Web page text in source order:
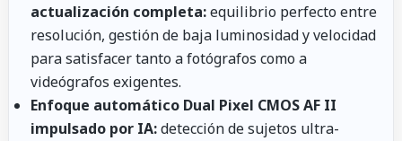
actualización completa:equilibrio perfecto entre
resolución, gestión de baja luminosidad y velocidad
para satisfacer tanto a fotógrafos como a
videógrafos exigentes.
Enfoque automático Dual Pixel CMOS AF II
impulsado por IA:detección de sujetos ultra-